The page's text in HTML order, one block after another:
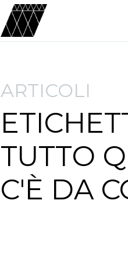
ARTICOLI
TUTTO
C'È DA